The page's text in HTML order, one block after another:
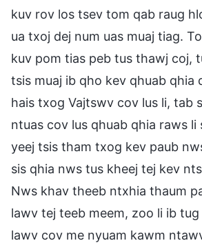
kuv rov los tsev tom qab raug
ua txoj dej num uas muaj tiag.
kuv pom tias peb tus thawj coj,
tsis muaj ib qho kev qhuab qhia
hais txog Vajtswv cov lus li, tab
ntuas cov lus qhuab qhia raws li
yeej tsis tham txog kev paub
sis qhia nws tus kheej tej kev
Nws khav theeb ntxhia thaum
lawv tej teeb meem, zoo li ib
lawv cov me nyuam kawm